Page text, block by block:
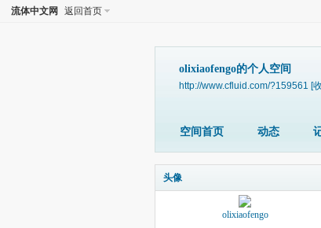
流体中文网 返回首页
olixiaofengo的个人空间
http://www.cfluid.com/?159561 [
空间首页 动态
头像
olixiaofengo